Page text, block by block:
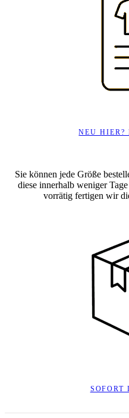
NEU HIER?
Sie können jede Größe
diese innerhalb weniger
vorrätig fertigen wir
SOFORT